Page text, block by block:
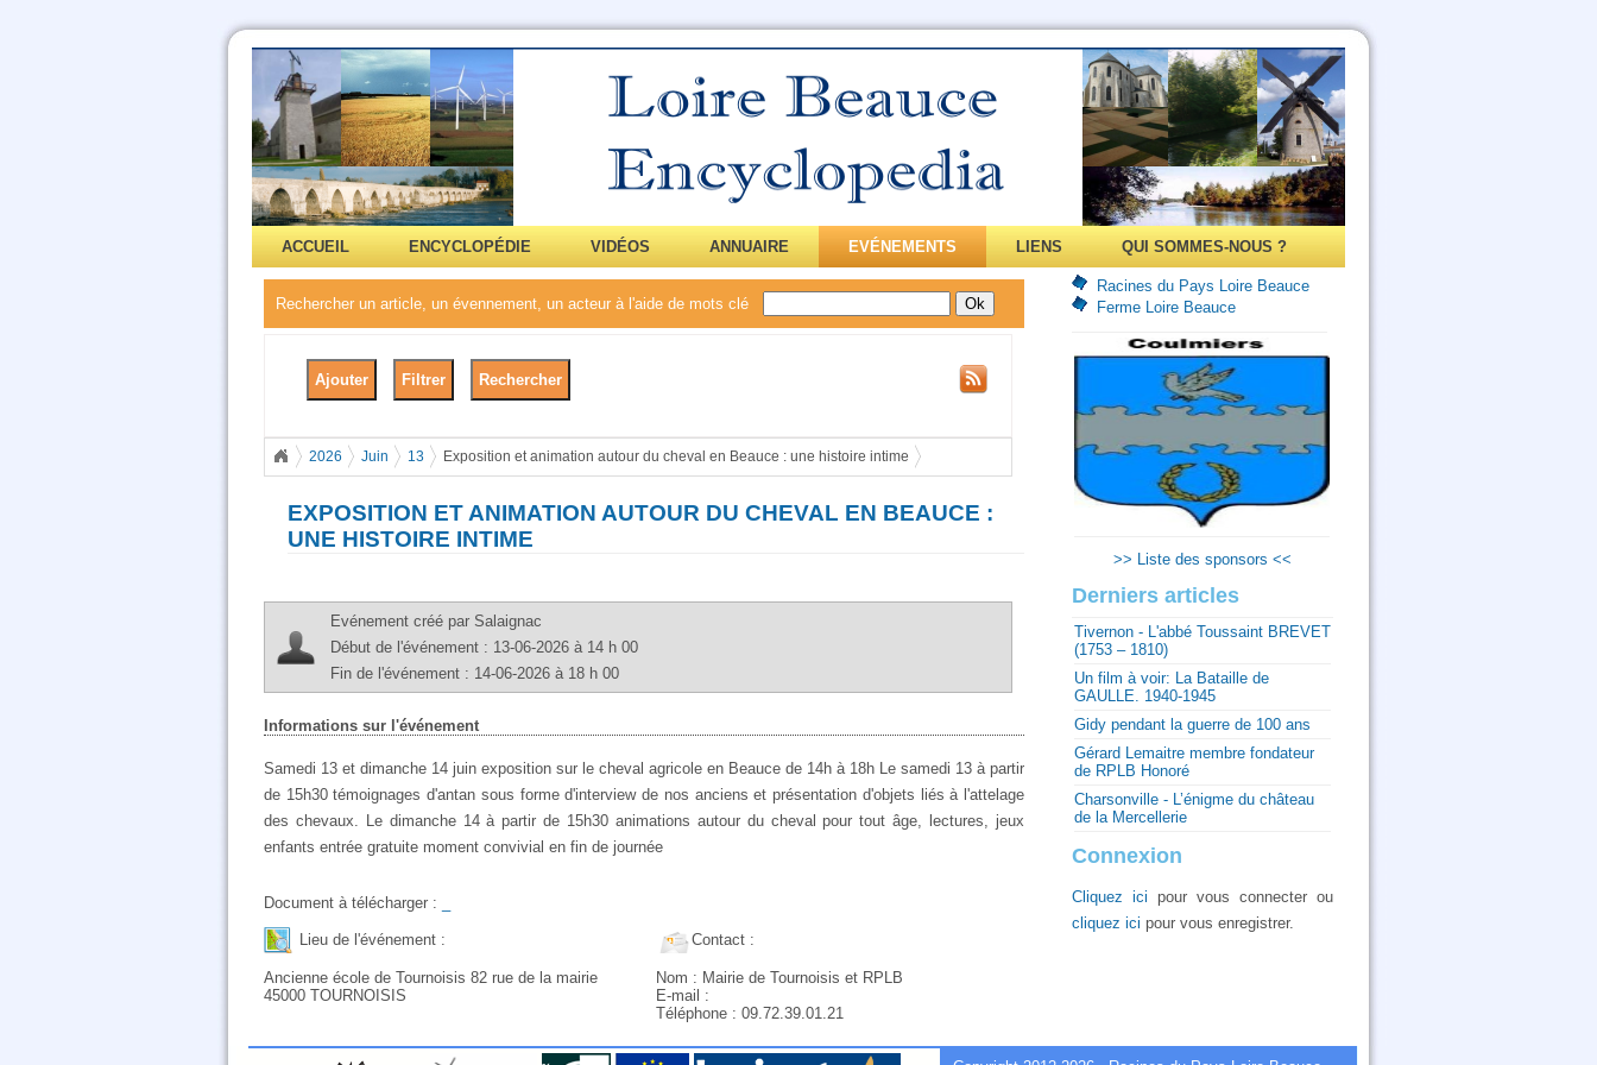
ACCUEIL ENCYCLOPÉDIE VIDÉOS ANNUAIRE EVÉNEMENTS LIENS QUI SOMMES-NOUS ?
Rechercher un article, un évennement, un acteur à l'aide de mots clé
2026 Juin 13 Exposition et animation autour du cheval en Beauce : une histoire intime
EXPOSITION ET ANIMATION AUTOUR DU CHEVAL EN BEAUCE :
UNE HISTOIRE INTIME
Evénement créé par Salaignac
Début de l'événement : 13-06-2026 à 14 h 00
Fin de l'événement : 14-06-2026 à 18 h 00
Informations sur l'événement
Samedi 13 et dimanche 14 juin exposition sur le cheval agricole en Beauce de 14h à 18h Le samedi 13 à partir
de 15h30 témoignages d'antan sous forme d'interview de nos anciens et présentation d'objets liés à l'attelage
des chevaux. Le dimanche 14 à partir de 15h30 animations autour du cheval pour tout âge, lectures, jeux
enfants entrée gratuite moment convivial en fin de journée
Document à télécharger :
Lieu de l'événement :
Ancienne école de Tournoisis 82 rue de la mairie
45000 TOURNOISIS
Contact :
Nom : Mairie de Tournoisis et RPLB
E-mail :
Téléphone : 09.72.39.01.21
Racines du Pays Loire Beauce
Ferme Loire Beauce
>> Liste des sponsors <<
Derniers articles
Tivernon - L'abbé Toussaint BREVET
(1753 – 1810)
Un film à voir: La Bataille de
GAULLE. 1940-1945
Gidy pendant la guerre de 100 ans
Gérard Lemaitre membre fondateur
de RPLB Honoré
Charsonville - L’énigme du château
de la Mercellerie
Connexion
Cliquez ici pour vous connecter ou
cliquez ici pour vous enregistrer.